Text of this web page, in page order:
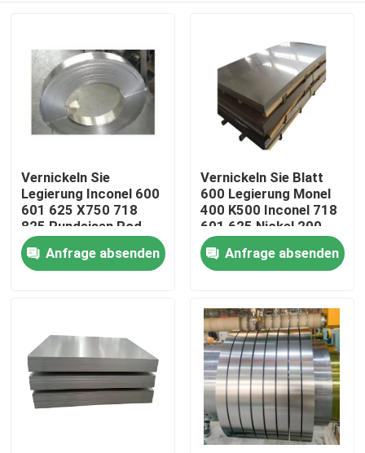
Haus
Über uns
Fabrik-Ausflug
Vernickeln Sie
Legierung Inconel 600
601 625 X750 718
825 Rundeisen Rod
Tube Pipe Monel 500
Legierungs-K500 400
C276 C22
Anfrage absenden
Vernickeln Sie Blatt
600 Legierung Monel
400 K500 Inconel 718
601 625 Nickel 200
201
Anfrage absenden